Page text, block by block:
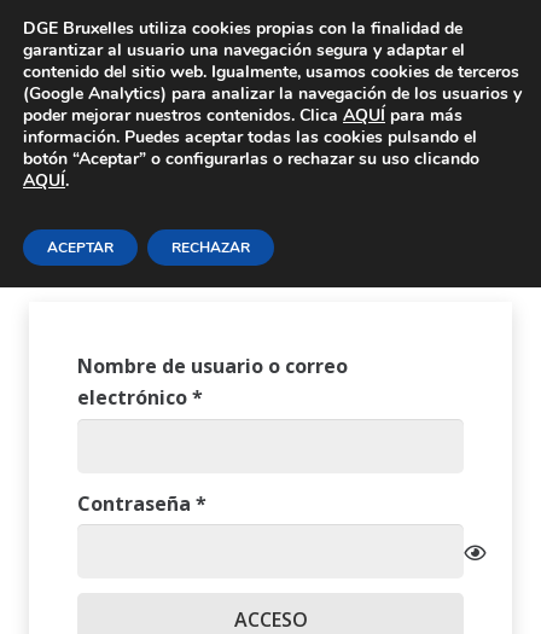
Área Privada
Nombre de usuario o correo
electrónico*Obligatorio
Contraseña *Obligatorio
ACCESO
DGE Bruxelles utiliza cookies propias con la finalidad de
garantizar al usuario una navegación segura y adaptar el
contenido del sitio web. Igualmente, usamos cookies de terceros
(Google Analytics) para analizar la navegación de los usuarios y
poder mejorar nuestros contenidos. Clica AQUÍ para más
información. Puedes aceptar todas las cookies pulsando el
botón “Aceptar” o configurarlas o rechazar su uso clicando
AQUÍ.
ACEPTAR RECHAZAR